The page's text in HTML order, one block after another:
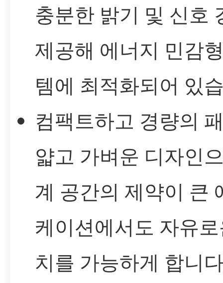
충분한 밝기 및 신호
제공해 에너지 민감
템에 최적화되어 있
컴팩트하고 경량의
얇고 가벼운 디자인
계 공간의 제약이 큰
케이션에서도 자유
치를 가능하게 합니